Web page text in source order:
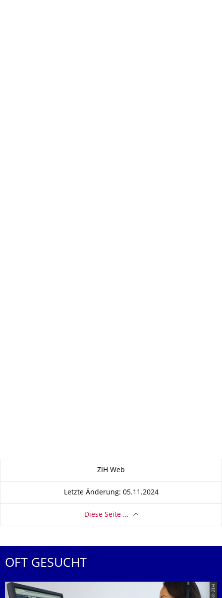
ZIH Web
Letzte Änderung: 05.11.2024
Diese Seite …
OFT GESUCHT
© ZIH